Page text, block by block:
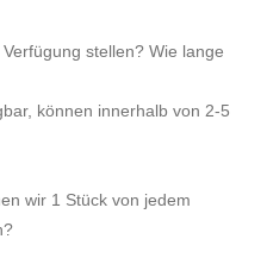
stellen? Wie lange
können innerhalb von 2-5
wir 1 Stück von jedem